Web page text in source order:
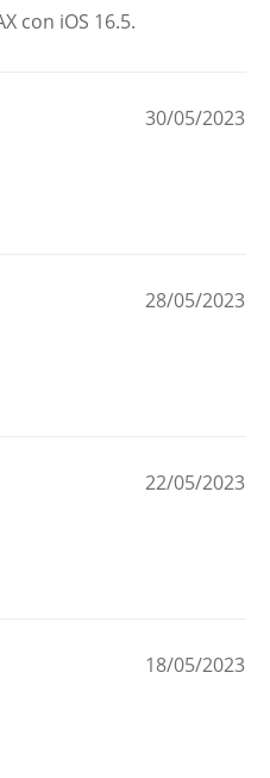
con iOS 16.5.
30/05/2023
28/05/2023
22/05/2023
18/05/2023